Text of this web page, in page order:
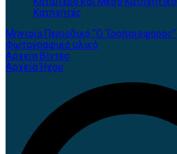
Κατηχητές
Μηνιαίο Περιοδικό "Ο Τροπαιοφόρος"
Φωτογραφικό υλικό
Αρχεία Βίντεο
Αρχεία Ήχου